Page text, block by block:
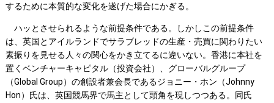
するために本質的な変化を遂げた場合にかぎる。
ハッとさせられるような前提条件である。しかしこの前提条件
は、英国とアイルランドでサラブレッドの生産・売買に関わりたい
素振りを見せる人々の関心をかき立てるに違いない。香港に本社を
置くベンチャーキャピタル（投資会社）、グローバルグループ
（Global Group）の創設者兼会長であるジョニー・ホン（Johnny
Hon）氏は、英国競馬界で馬主として頭角を現しつつある。同氏